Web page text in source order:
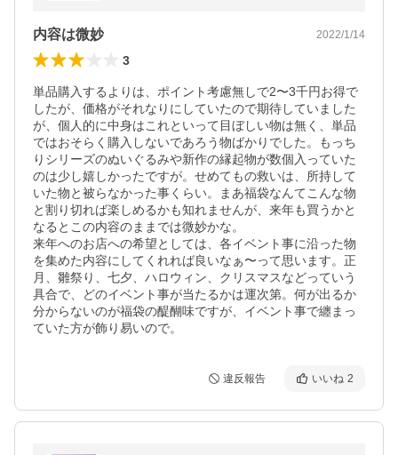
内容は微妙 2022/1/14
3
単品購入するよりは、ポイント考慮無しで2〜3千円お得で
したが、価格がそれなりにしていたので期待していました
が、個人的に中身はこれといって目ぼしい物は無く、単品
ではおそらく購入しないであろう物ばかりでした。もっち
りシリーズのぬいぐるみや新作の縁起物が数個入っていた
のは少し嬉しかったですが。せめてもの救いは、所持して
いた物と被らなかった事くらい。まあ福袋なんてこんな物
と割り切れば楽しめるかも知れませんが、来年も買うかと
なるとこの内容のままでは微妙かな。
来年へのお店への希望としては、各イベント事に沿った物
を集めた内容にしてくれれば良いなぁ〜って思います。正
月、雛祭り、七夕、ハロウィン、クリスマスなどっていう
具合で、どのイベント事が当たるかは運次第。何が出るか
分からないのが福袋の醍醐味ですが、イベント事で纏まっ
ていた方が飾り易いので。
違反報告 いいね 2